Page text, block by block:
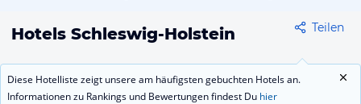
Hotels Schleswig-Holstein Teilen
Diese Hotelliste zeigt unsere am häufigsten gebuchten Hotels an.
Informationen zu Rankings und Bewertungen findest Du hier